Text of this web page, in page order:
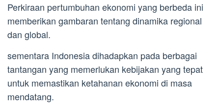
Perkiraan pertumbuhan ekonomi yang berbeda ini
memberikan gambaran tentang dinamika regional
dan global.
sementara Indonesia dihadapkan pada berbagai
tantangan yang memerlukan kebijakan yang tepat
untuk memastikan ketahanan ekonomi di masa
mendatang.